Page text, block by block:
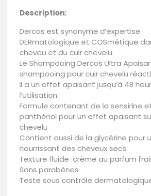
Description:
Dercos est synonyme d’expertise
DERmatologique et COSmétique
cheveu et du cuir chevelu.
Le Shampooing Dercos Ultra
shampooing pour cuir chevelu
Il a un effet apaisant jusqu’à 48
l’utilisation.
Formule contenant de la sensirine
panthénol pour un effet apaisant
chevelu
Contient aussi de la glycérine pour
nourrissant des cheveux secs.
Texture fluide-crème au parfum
Sans parabènes
Teste sous contrôle